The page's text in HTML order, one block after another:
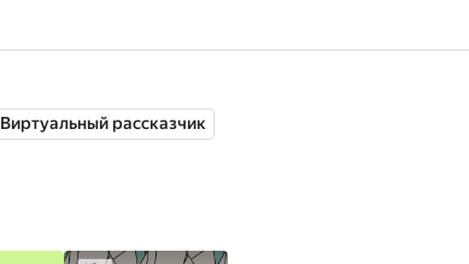
Виртуальный рассказчик